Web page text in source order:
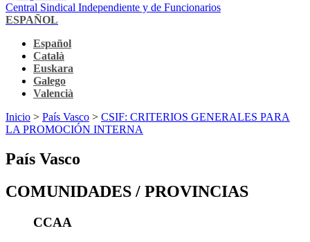
Central Sindical Independiente y de Funcionarios
ESPAÑOL
Español
Català
Euskara
Galego
Valencià
Inicio > País Vasco > CSIF: CRITERIOS GENERALES PARA
LA PROMOCIÓN INTERNA
País Vasco
COMUNIDADES / PROVINCIAS
CCAA